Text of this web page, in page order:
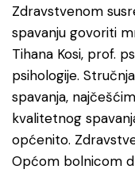
Zdravstvenom
spavanju govoriti
Tihana Kosi, prof.
psihologije.
spavanja,
kvalitetnog
općenito.
Općom bolnicom